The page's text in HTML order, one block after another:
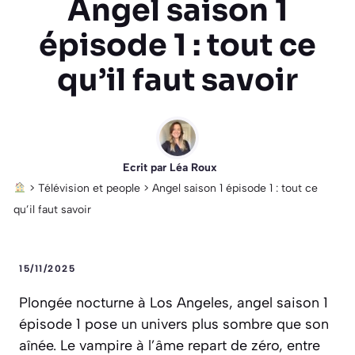
Angel saison 1
épisode 1 : tout ce
qu’il faut savoir
Ecrit par Léa Roux
> Télévision et people> Angel saison 1 épisode 1 : tout ce
qu’il faut savoir
15/11/2025
Plongée nocturne à Los Angeles, angel saison 1
épisode 1 pose un univers plus sombre que son
aînée. Le vampire à l’âme repart de zéro, entre